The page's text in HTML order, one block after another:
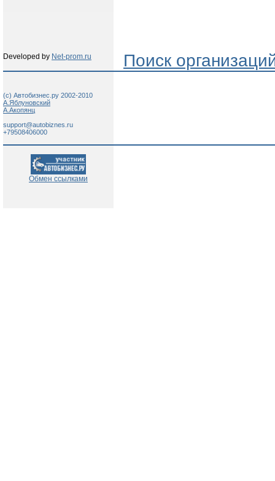
Developed by Net-prom.ru Поиск
(c) Автобизнес.ру 2002-2010
А.Яблуновский
А.Акопянц
support@autobiznes.ru
+79508406000
Обмен ссылками